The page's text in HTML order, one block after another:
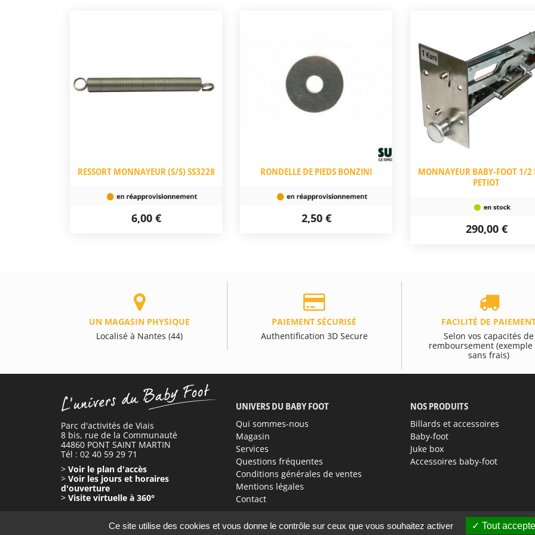
RESSORT MONNAYEUR (S/S) SS3228
6,00 €
RONDELLE DE PIEDS BONZINI
2,50 €
MONNAYEUR BABY-FOOT 1/2
PETIOT
290,00 €
UN MAGASIN PHYSIQUE
Localisé à Nantes (44)
PAIEMENT SÉCURISÉ
Authentification 3D Secure
FACILITÉ DE
Selon vos capacités de
remboursement (exemple
sans frais)
Parc d'activités de Viais
8 bis, rue de la Communauté
44860 PONT SAINT MARTIN
Tél : 02 40 59 29 71
> Voir le plan d'accès
> Voir les jours et horaires
d'ouverture
> Visite virtuelle à 360°
UNIVERS DU BABY FOOT
Qui sommes-nous
Magasin
Services
Questions fréquentes
Conditions générales de ventes
Mentions légales
Contact
NOS PRODUITS
Billards et accessoires
Baby-foot
Juke box
Accessoires baby-foot
Ce site utilise des cookies et vous donne le contrôle sur ceux que vous souhaitez activer Tout